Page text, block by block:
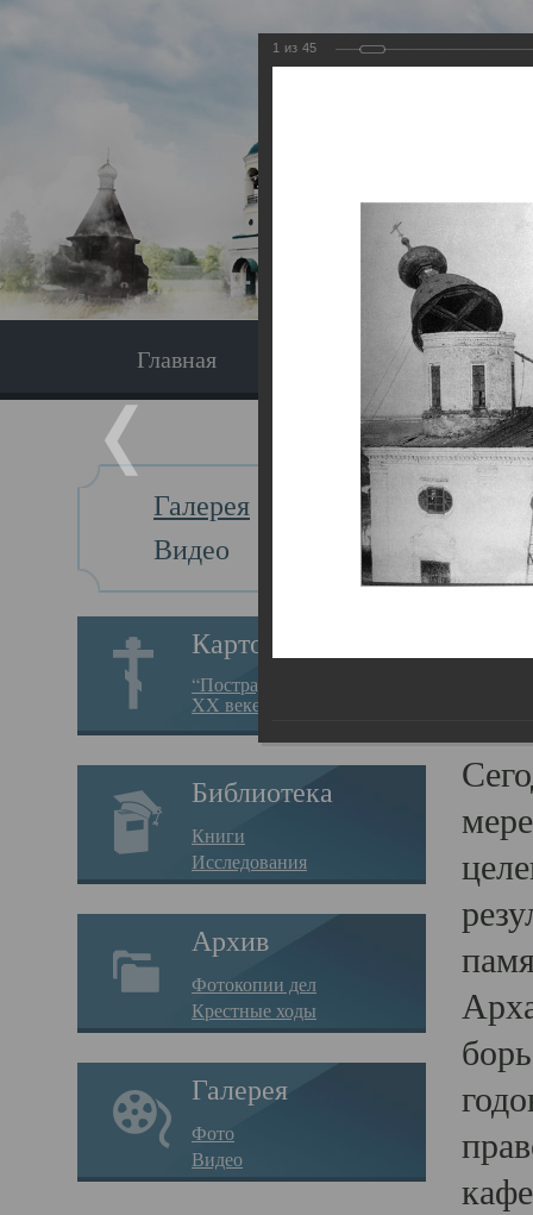
Главная Экскурсия
Галерея
Видео
Картотека
“Пострадавшие за веру в
XX веке на Севере”
Библиотека
Книги
Исследования
Архив
Фотокопии дел
Крестные ходы
Галерея
Фото
Видео
Главная
1 из 45